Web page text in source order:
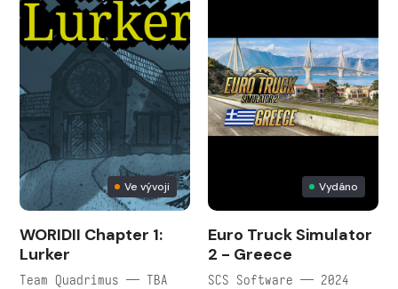
Ve vývoji
WORIDII Chapter 1:
Lurker
Team Quadrimus — TBA
Vydáno
Euro Truck Simulator
2 - Greece
SCS Software — 2024